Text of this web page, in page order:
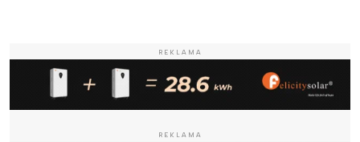
REKLAMA
REKLAMA